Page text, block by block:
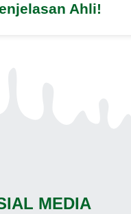
Ahli!
MEDIA